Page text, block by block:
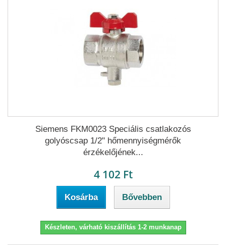
Siemens FKM0023 Speciális csatlakozós
golyóscsap 1/2" hőmennyiségmérők
érzékelőjének...
4 102 Ft
Kosárba Bővebben
Készleten, várható kiszállítás 1-2 munkanap